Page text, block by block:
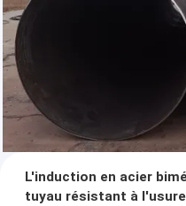
L'induction en acier
tuyau résistant à